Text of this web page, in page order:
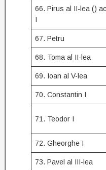
66. Pirus al II-lea ()
I
67. Petru
68. Toma al II-lea
69. Ioan al V-lea
70. Constantin I
71. Teodor I
72. Gheorghe I
73. Pavel al III-lea